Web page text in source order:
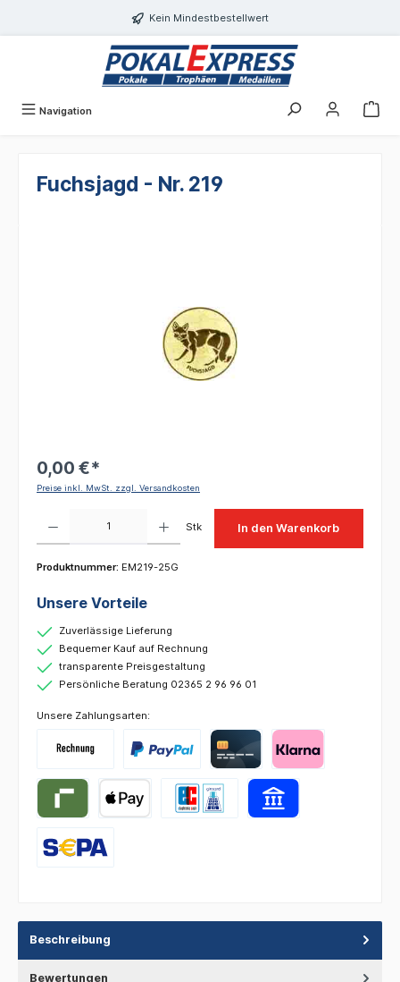
Kein Mindestbestellwert
Navigation
Fuchsjagd - Nr. 219
0,00 €*
Preise inkl. MwSt. zzgl. Versandkosten
Stk In den Warenkorb
Produktnummer: EM219-25G
Unsere Vorteile
Zuverlässige Lieferung
Bequemer Kauf auf Rechnung
transparente Preisgestaltung
Persönliche Beratung 02365 2 96 96 01
Unsere Zahlungsarten:
Beschreibung
Bewertungen